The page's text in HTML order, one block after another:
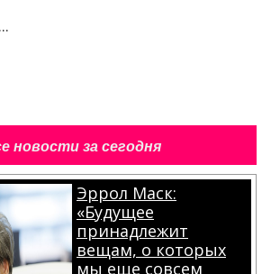
новости за сегодня
Эррол Маск:
«Будущее
принадлежит
вещам, о которых
мы еще совсем